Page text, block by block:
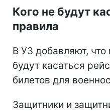
Кого не будут
правила
В УЗ добавляют,
будут касаться
билетов для
Защитники и